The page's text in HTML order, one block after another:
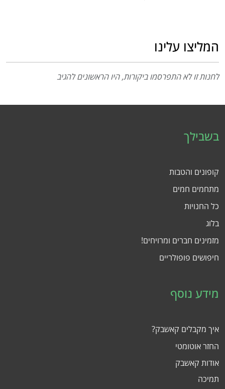
המליצו עלינו
לחנות זו לא התפרסמו ביקורות, היו הראשונים להגיב
בשבילך
קופונים והטבות
מתחמים חמים
כל החנויות
בלוג
מזמינים חברים ומרויחים!
חיפושים פופולריים
מידע נוסף
איך מקבלים קאשבק?
החזר אוטומטי
אודות קאשבק
תמיכה